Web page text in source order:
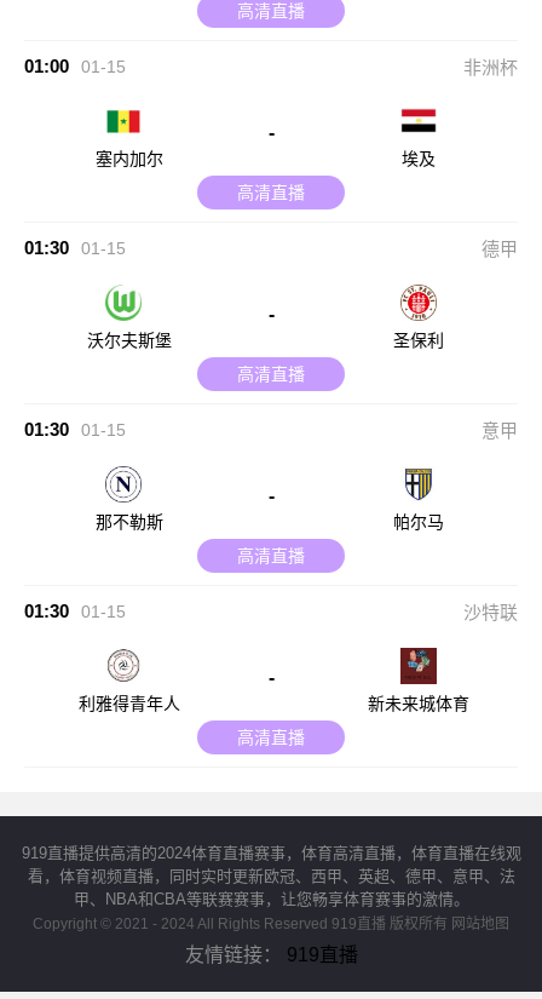
高清直播
01:00 01-15 非洲杯
塞内加尔
-
埃及
高清直播
01:30 01-15 德甲
沃尔夫斯堡
-
圣保利
高清直播
01:30 01-15 意甲
那不勒斯
-
帕尔马
高清直播
01:30 01-15 沙特联
利雅得青年人
-
新未来城体育
高清直播
919直播提供高清的2024体育直播赛事，体育高清直播，体育直播在线观
看，体育视频直播，同时实时更新欧冠、西甲、英超、德甲、意甲、法
甲、NBA和CBA等联赛赛事，让您畅享体育赛事的激情。
Copyright © 2021 - 2024 All Rights Reserved 919直播 版权所有 网站地图
友情链接： 919直播